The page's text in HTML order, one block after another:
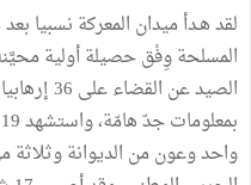
لقد هـدأ ميدان المعركة
المسلحة وِفْق حصيلة أولية
الصيد عن
واحد وعون من الديوانة